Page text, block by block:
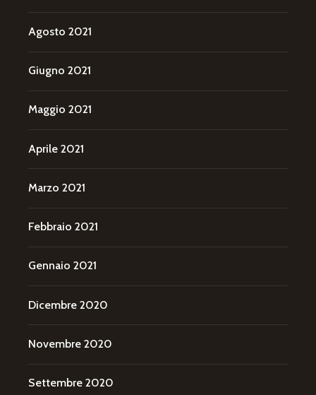
Agosto 2021
Giugno 2021
Maggio 2021
Aprile 2021
Marzo 2021
Febbraio 2021
Gennaio 2021
Dicembre 2020
Novembre 2020
Settembre 2020